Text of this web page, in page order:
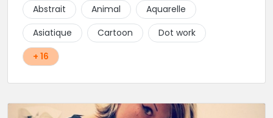
de prendre son temps, faire les bons choix, et
toujours se donner à 1000 %. Sans oublier, une
hygiène irréprochable. La bonne humeur, l'échange,
le respect, faire un travail personnalisé et toujours de
qualité, sont les mots d'ordre dans cet atelier. " Si
Abstrait Animal
Aquarelle
Asiatique
Cartoon
Dot work
+ 16